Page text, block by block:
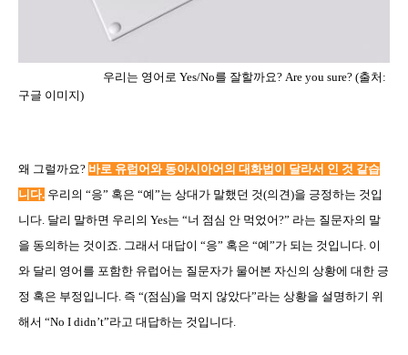
우리는 영어로 Yes/No를 잘할까요? Are you sure? (출처 :
구글 이미지)
왜 그럴까요? 바로 유럽어와 동아시아어의 대화법이 달라서 인 것 같습
니다. 우리의 “응” 혹은 “예”는 상대가 말했던 것(의견)을 긍정하는 것입
니다. 달리 말하면 우리의 Yes는 “너 점심 안 먹었어?” 라는 질문자의 말
을 동의하는 것이죠. 그래서 대답이 “응” 혹은 “예”가 되는 것입니다. 이
와 달리 영어를 포함한 유럽어는 질문자가 물어본 자신의 상황에 대한 긍
정 혹은 부정입니다. 즉 “(점심)을 먹지 않았다”라는 상황을 설명하기 위
해서 “No I didn’t”라고 대답하는 것입니다.